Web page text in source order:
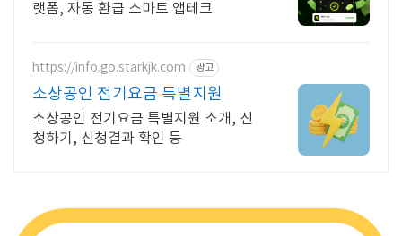
랫폼, 자동 환급 스마트 앱테크
https://info.go.starkjk.com 광고
소상공인 전기요금 특별지원
소상공인 전기요금 특별지원 소개, 신
청하기, 신청결과 확인 등